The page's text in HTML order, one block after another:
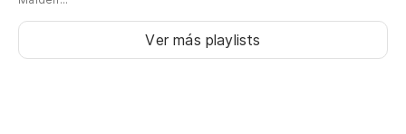
Ver más playlists